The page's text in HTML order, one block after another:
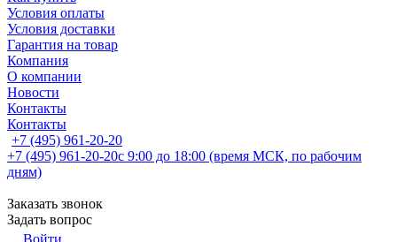
Условия оплаты
Условия доставки
Гарантия на товар
Компания
О компании
Новости
Контакты
Контакты
+7 (495) 961-20-20
+7 (495) 961-20-20с 9:00 до 18:00 (время МСК, по рабочим
дням)
Заказать звонок
Задать вопрос
Войти